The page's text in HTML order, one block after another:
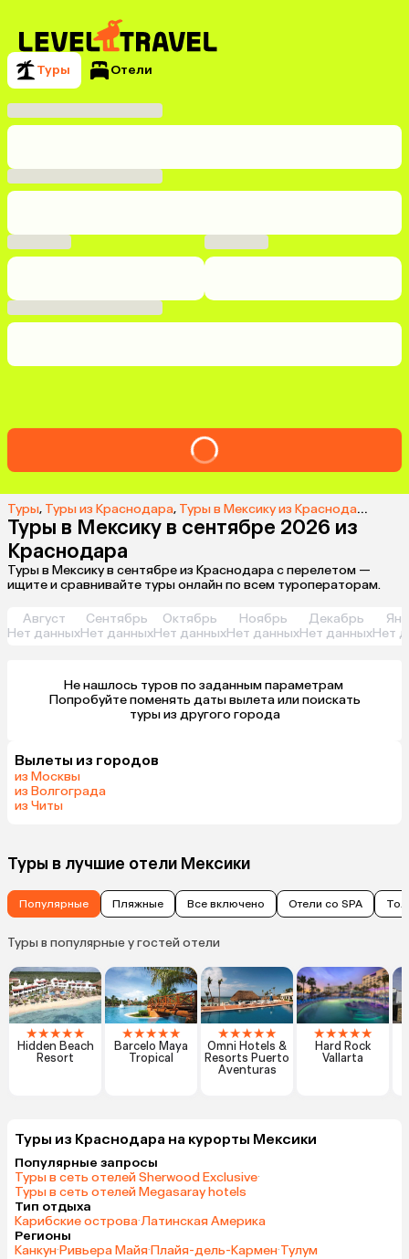
Туры Отели
Туры, Туры из Краснодара, Туры в Мексику из Краснодара
Туры в Мексику в сентябре 2026 из
Краснодара
Туры в Мексику в сентябре из Краснодара с перелетом —
ищите и сравнивайте туры онлайн по всем туроператорам.
Август
Нет данных
Сентябрь
Нет данных
Октябрь
Нет данных
Ноябрь
Нет данных
Декабрь
Нет данныхНет
Не нашлось туров по заданным параметрам
туры из другого города
Вылеты из городов
из Москвы
из Волгограда
из Читы
Туры в лучшие отели Мексики
Популярные Пляжные Все включено Отели со SPA
Туры в популярные у гостей отели
★★★★★
Hidden Beach
Resort
★★★★★
Barcelo Maya
Tropical
★★★★★
Omni Hotels &
Resorts Puerto
Aventuras
★★★★★
Hard Rock
Vallarta
Туры из Краснодара на курорты Мексики
Популярные запросы
Туры в сеть отелей Sherwood Exclusive·
Туры в сеть отелей Megasaray hotels
Тип отдыха
Карибские острова·Латинская Америка
Регионы
Канкун·Ривьера Майя·Плайя-дель-Кармен·Тулум